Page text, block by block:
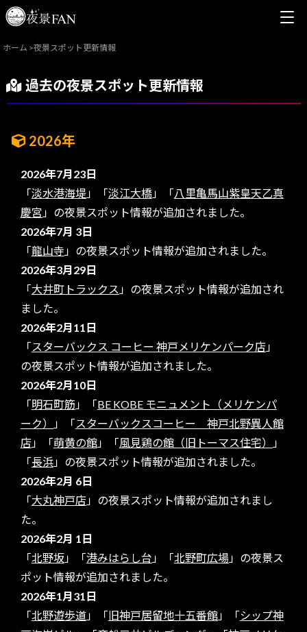
ホーム >夜景スポット更新情報
過去の夜景スポット更新情報
2026年
2026年7月23日
「淡水港海堤」「淡江大橋」「八里亀馬山紫皇天乙真
慶宮 」の夜景スポット情報が追加されました。
2026年7月 3日
「龍山寺 」の夜景スポット情報が追加されました。
2026年3月29日
「大井町トラックス 」の夜景スポット情報が追加され
ました。
2026年2月11日
「スターバックス コーヒー 神戸メリケンパーク店」
の夜景スポット情報が追加されました。
2026年2月10日
「明石町筋 」「BE KOBE モニュメント（メリケンパ
ーク）
」「スターバックスコーヒー 神戸北野異人館
店」「萌黄の館」「風見鶏の館（旧トーマス住宅）
」
「長浜」の夜景スポット情報が追加されました。
2026年2月 6日
「大丸神戸店」の夜景スポット情報が追加されまし
た。
2026年2月 1日
「北野坂」「港みはらし台 」「北野町広場 」の夜景ス
ポット情報が追加されました。
2026年1月31日
「北野遊歩道」「旧神戸居留地十五番館」「シップ神